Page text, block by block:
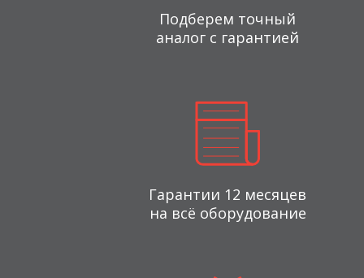
Подберем точный
аналог с гарантией
Гарантии 12 месяцев
на всё оборудование